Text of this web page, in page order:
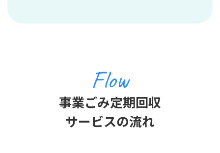
Flow
事業ごみ定期回収
サービスの流れ